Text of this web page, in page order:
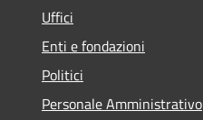
Uffici
Enti e fondazioni
Politici
Personale Amministrativo